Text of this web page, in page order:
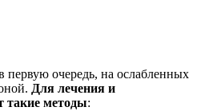
первую очередь, на ослабленных
Для лечения и
такие методы: